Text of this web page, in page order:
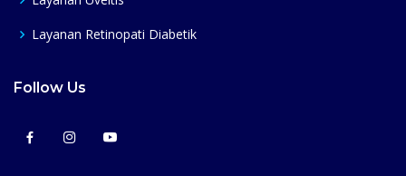
Layanan Retinopati Diabetik
Follow Us